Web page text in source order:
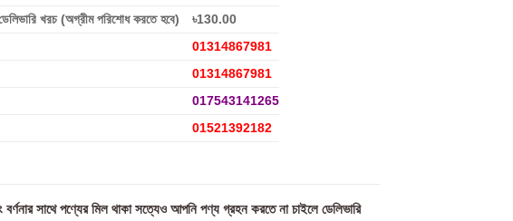
খরচ (অগ্রীম পরিশোধ করতে হবে)
৳130.00
01314867981
01314867981
017543141265
01521392182
বর্ণনার সাথে পণ্যের মিল থাকা সত্যেও আপনি পণ্য গ্রহন করতে না চাইলে ডেলিভারি